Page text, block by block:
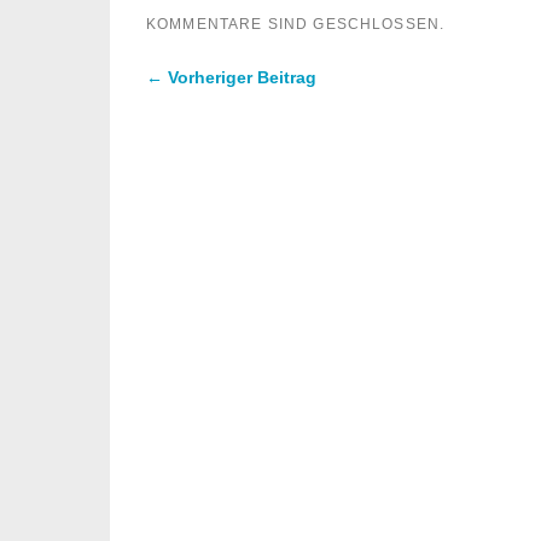
KOMMENTARE SIND GESCHLOSSEN.
← Vorheriger Beitrag